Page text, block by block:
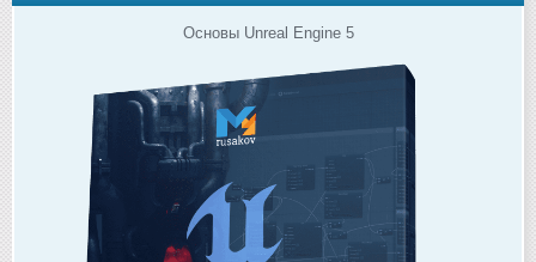
Основы Unreal Engine 5